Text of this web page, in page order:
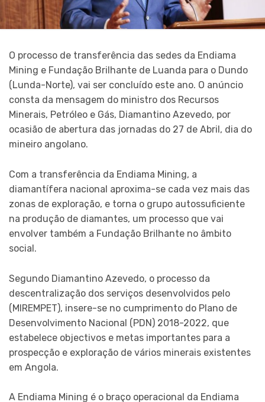
O processo de transferência das sedes da Endiama
Mining e Fundação Brilhante de Luanda para o Dundo
(Lunda-Norte), vai ser concluído este ano. O anúncio
consta da mensagem do ministro dos Recursos
Minerais, Petróleo e Gás, Diamantino Azevedo, por
ocasião de abertura das jornadas do 27 de Abril, dia do
mineiro angolano.
Com a transferência da Endiama Mining, a
diamantífera nacional aproxima-se cada vez mais das
zonas de exploração, e torna o grupo autossuficiente
na produção de diamantes, um processo que vai
envolver também a Fundação Brilhante no âmbito
social.
Segundo Diamantino Azevedo, o processo da
descentralização dos serviços desenvolvidos pelo
(MIREMPET), insere-se no cumprimento do Plano de
Desenvolvimento Nacional (PDN) 2018-2022, que
estabelece objectivos e metas importantes para a
prospecção e exploração de vários minerais existentes
em Angola.
A Endiama Mining é o braço operacional da Endiama